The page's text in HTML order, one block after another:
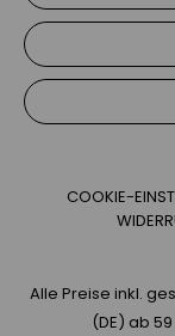
COOKIE-
Alle Preise inkl.
(DE) ab